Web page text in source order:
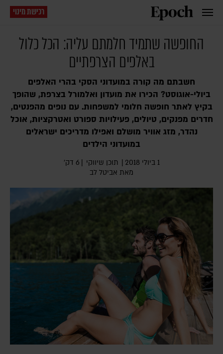
רכישת מינוי
החופשה שתמיד חלמתם עליה: הכל כלול
באלפים הצרפתיים
חשבתם מה קורה במועדוני הסקי בהרי האלפים
ביולי-אוגוסט? הכירו את מועדון ואלמורל בצרפת, שהופך
בקיץ לאתר חופשה חלומי למשפחות. עם נופים מהפנטים,
חדרים מפנקים, טיולים, פעילויות ספורט ואטרקציות, אוכל
נהדר, מזג אוויר מושלם ואפילו מדריכים ישראלים
במועדוני הילדים
1 ביולי 2018 | תוכן שיווקי | 6 דק׳
מאת אביטל לב